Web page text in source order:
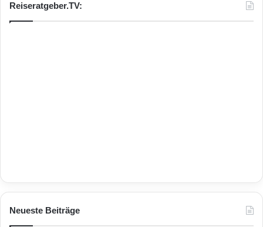
Reiseratgeber.TV:
Neueste Beiträge